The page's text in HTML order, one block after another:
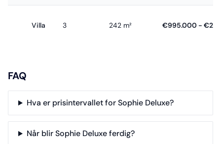
Villa 3 242 m² €995.000 -
FAQ
Hva er prisintervallet for Sophie Deluxe?
Når blir Sophie Deluxe ferdig?